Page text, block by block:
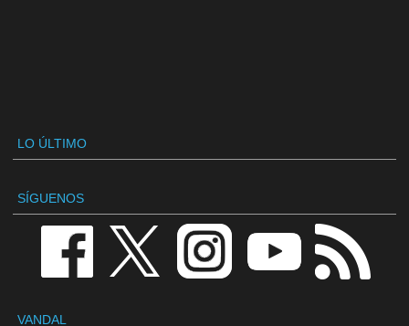
LO ÚLTIMO
SÍGUENOS
VANDAL